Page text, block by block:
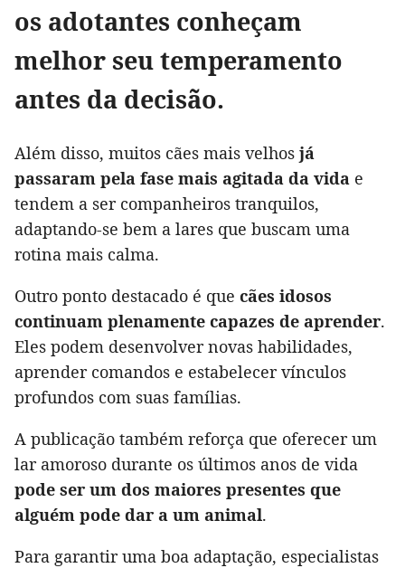
os adotantes conheçam
melhor seu temperamento
antes da decisão.
Além disso, muitos cães mais velhos já
passaram pela fase mais agitada da vida e
tendem a ser companheiros tranquilos,
adaptando-se bem a lares que buscam uma
rotina mais calma.
Outro ponto destacado é que cães idosos
continuam plenamente capazes de aprender.
Eles podem desenvolver novas habilidades,
aprender comandos e estabelecer vínculos
profundos com suas famílias.
A publicação também reforça que oferecer um
lar amoroso durante os últimos anos de vida
pode ser um dos maiores presentes que
alguém pode dar a um animal.
Para garantir uma boa adaptação, especialistas